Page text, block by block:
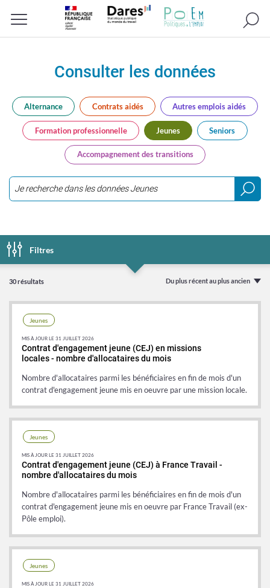
Consulter les données
Alternance Contrats aidés Autres emplois aidés
Formation professionnelle Jeunes Seniors
Accompagnement des transitions
ou
plus...
Filtres
30 résultats Du plus récent au plus ancien
Contrat d'engagement jeune (CEJ) en missions
locales - nombre d'allocataires du mois
Nombre d'allocataires parmi les bénéficiaires en fin de mois d'un
contrat d'engagement jeune mis en oeuvre par une mission locale.
Jeunes
MIS À JOUR LE 31 JUILLET 2026
Contrat d'engagement jeune (CEJ) à France Travail -
nombre d'allocataires du mois
Nombre d'allocataires parmi les bénéficiaires en fin de mois d'un
contrat d'engagement jeune mis en oeuvre par France Travail (ex-
Pôle emploi).
Jeunes
MIS À JOUR LE 31 JUILLET 2026
Jeunes
MIS À JOUR LE 31 JUILLET 2026